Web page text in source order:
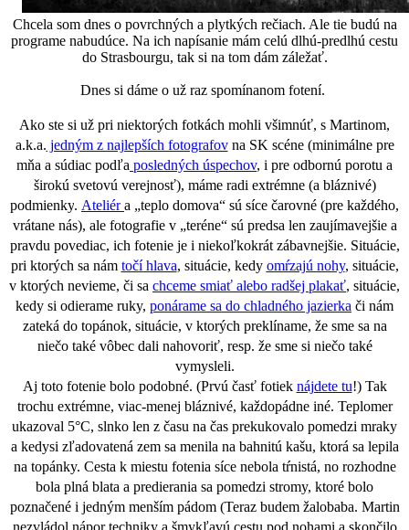
Chcela som dnes o povrchných a plytkých rečiach. Ale tie budú na
programe nabudúce. Na ich napísanie mám celú dlhú-predlhú cestu
do Strasbourgu, tak si na tom dám záležať.
Dnes si dáme o už raz spomínanom fotení.
Ako ste si už pri niektorých fotkách mohli všimnúť, s Martinom,
a.k.a. jedným z najlepších fotografovna SK scéne (minimálne pre
mňa a súdiac podľa posledných úspechov, i pre odbornú porotu a
širokú svetovú verejnosť), máme radi extrémne (a bláznivé)
podmienky. Ateliér a „teplo domova“ sú síce čarovné (pre každého,
vrátane nás), ale fotografie v „teréne“ sú predsa len zaujímavejšie a
pravdu povediac, ich fotenie je i niekoľkokrát zábavnejšie. Situácie,
pri ktorých sa nám točí hlava, situácie, kedy omŕzajú nohy, situácie,
v ktorých nevieme, či sa chceme smiať alebo radšej plakať, situácie,
kedy si odierame ruky, ponárame sa do chladného jazierka či nám
zateká do topánok, situácie, v ktorých preklíname, že sme sa na
niečo také vôbec dali nahovoriť, resp. že sme si niečo také
vymysleli.
Aj toto fotenie bolo podobné. (Prvú časť fotiek nájdete tu!) Tak
trochu extrémne, viac-menej bláznivé, každopádne iné. Teplomer
ukazoval 5°C, slnko len z času na čas prekukovalo pomedzi mraky
a kedysi zľadovatená zem sa menila na bahnitú kašu, ktorá sa lepila
na topánky. Cesta k miestu fotenia síce nebola tŕnistá, no rozhodne
bola plná blata a predierania sa pomedzi stromy, ktoré bolo
poznačené i jedným menším pádom (Teraz budem žalobaba. Martin